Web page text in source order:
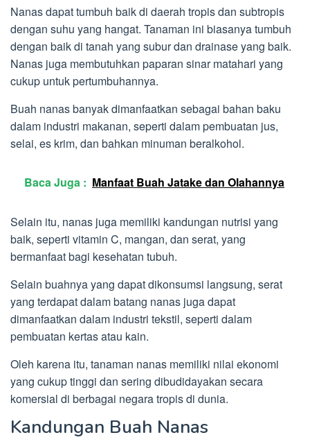
Nanas dapat tumbuh baik di daerah tropis dan subtropis
dengan suhu yang hangat. Tanaman ini biasanya tumbuh
dengan baik di tanah yang subur dan drainase yang baik.
Nanas juga membutuhkan paparan sinar matahari yang
cukup untuk pertumbuhannya.
Buah nanas banyak dimanfaatkan sebagai bahan baku
dalam industri makanan, seperti dalam pembuatan jus,
selai, es krim, dan bahkan minuman beralkohol.
Baca Juga : Manfaat Buah Jatake dan Olahannya
Selain itu, nanas juga memiliki kandungan nutrisi yang
baik, seperti vitamin C, mangan, dan serat, yang
bermanfaat bagi kesehatan tubuh.
Selain buahnya yang dapat dikonsumsi langsung, serat
yang terdapat dalam batang nanas juga dapat
dimanfaatkan dalam industri tekstil, seperti dalam
pembuatan kertas atau kain.
Oleh karena itu, tanaman nanas memiliki nilai ekonomi
yang cukup tinggi dan sering dibudidayakan secara
komersial di berbagai negara tropis di dunia.
Kandungan Buah Nanas